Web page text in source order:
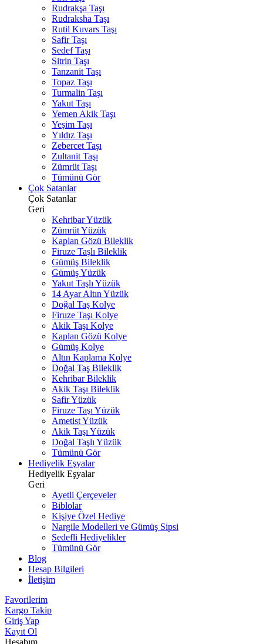
Rudrakşa Taşı
Rudraksha Taşı
Rutil Kuvars Taşı
Safir Taşı
Sedef Taşı
Sitrin Taşı
Tanzanit Taşı
Topaz Taşı
Turmalin Taşı
Yakut Taşı
Yemen Akik Taşı
Yeşim Taşı
Yıldız Taşı
Zebercet Taşı
Zultanit Taşı
Zümrüt Taşı
Tümünü Gör
Çok Satanlar
Çok Satanlar
Geri
Kehribar Yüzük
Zümrüt Yüzük
Kaplan Gözü Bileklik
Firuze Taşlı Bileklik
Gümüş Bileklik
Gümüş Yüzük
Yakut Taşlı Yüzük
14 Ayar Altın Yüzük
Doğal Taş Kolye
Firuze Taşı Kolye
Akik Taşı Kolye
Kaplan Gözü Kolye
Gümüş Kolye
Altın Kaplama Kolye
Doğal Taş Bileklik
Kehribar Bileklik
Akik Taşı Bileklik
Safir Yüzük
Firuze Taşı Yüzük
Ametist Yüzük
Akik Taşı Yüzük
Doğal Taşlı Yüzük
Tümünü Gör
Hediyelik Eşyalar
Hediyelik Eşyalar
Geri
Ayetli Çerçeveler
Biblolar
Kişiye Özel Hediye
Nargile Modelleri ve Gümüş Sipsi
Sedefli Hediyelikler
Tümünü Gör
Blog
Hesap Bilgileri
İletişim
Favorilerim
Kargo Takip
Giriş Yap
Kayıt Ol
Hesabım